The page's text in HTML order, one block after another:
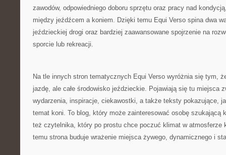
zawodów, odpowiedniego doboru sprzętu oraz pracy nad
między jeźdźcem a koniem. Dzięki temu Equi Verso spina dwa
jeździeckiej drogi oraz bardziej zaawansowane spojrzenie na
sporcie lub rekreacji.
Na tle innych stron tematycznych Equi Verso wyróżnia się tym,
jazdę, ale całe środowisko jeździeckie. Pojawiają się tu miejsca
wydarzenia, inspiracje, ciekawostki, a także teksty pokazujące,
temat koni. To blog, który może zainteresować osobę szukającą
też czytelnika, który po prostu chce poczuć klimat w atmosferze
temu strona buduje wrażenie miejsca żywego, dynamicznego i